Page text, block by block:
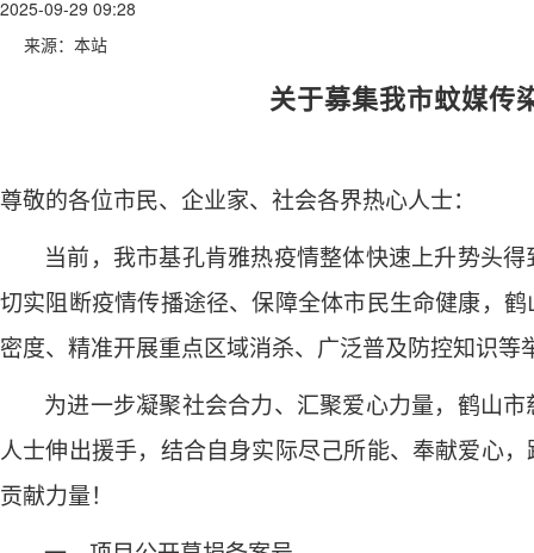
2025-09-29 09:28
来源：本站
关于募集我市蚊媒传
尊敬的各位市民、企业家、社会各界热心人士：
当前， 我市基孔肯雅热疫情整体快速上升势头
切实阻断疫情传播途径、保障全体市民生命健康，
密度、精准开展重点区域消杀、广泛普及防控知识等
为进一步凝聚社会合力、汇聚爱心力量，鹤山
人士伸出援手，结合自身实际尽己所能、奉献爱心
贡献力量！